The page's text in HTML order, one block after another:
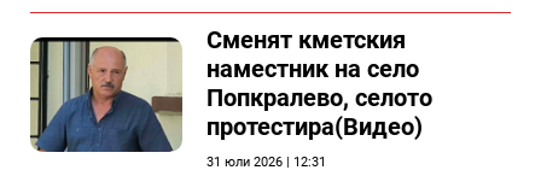
Сменят кметския
наместник на село
Попкралево, селото
протестира(Видео)
31 юли 2026 | 12:31